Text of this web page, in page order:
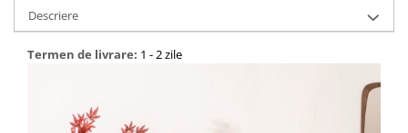
Descriere
Termen de livrare: 1 - 2 zile